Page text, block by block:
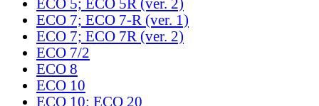
ECO 5; ECO 5R (ver. 2)
ECO 7; ECO 7-R (ver. 1)
ECO 7; ECO 7R (ver. 2)
ECO 7/2
ECO 8
ECO 10
ECO 10; ECO 20